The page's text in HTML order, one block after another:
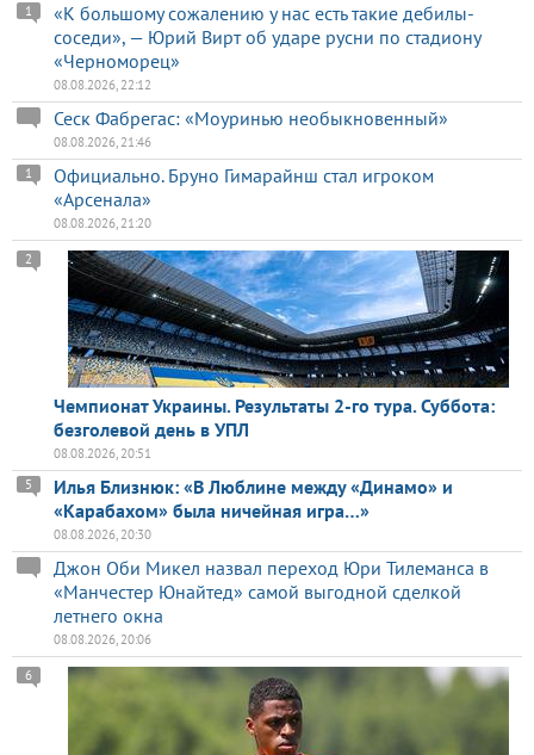
«К большому сожалению у нас есть такие дебилы-
соседи», — Юрий Вирт об ударе русни по стадиону
«Черноморец»
1
08.08.2026, 22:12
Сеск Фабрегас: «Моуринью необыкновенный»
08.08.2026, 21:46
Официально. Бруно Гимарайнш стал игроком
«Арсенала»
1
08.08.2026, 21:20
Чемпионат Украины. Результаты 2-го тура. Суббота:
безголевой день в УПЛ
2
08.08.2026, 20:51
Илья Близнюк: «В Люблине между «Динамо» и
«Карабахом» была ничейная игра…»
5
08.08.2026, 20:30
Джон Оби Микел назвал переход Юри Тилеманса в
«Манчестер Юнайтед» самой выгодной сделкой
летнего окна
08.08.2026, 20:06
6